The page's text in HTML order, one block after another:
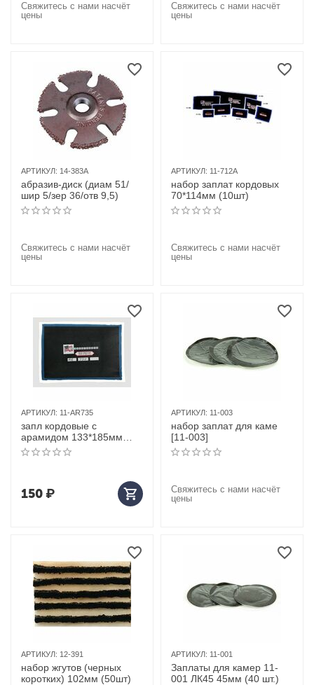
Свяжитесь с нами насчёт
цены
Свяжитесь с нами насчёт
цены
АРТИКУЛ: 14-383A
абразив-диск (диам 51/
шир 5/зер 36/отв 9,5)
Свяжитесь с нами насчёт
цены
АРТИКУЛ: 11-712A
набор заплат кордовых
70*114мм (10шт)
Свяжитесь с нами насчёт
цены
АРТИКУЛ: 11-AR735
запл кордовые с
арамидом 133*185мм
(1шт)
150₽
АРТИКУЛ: 11-003
набор заплат для каме
[11-003]
Свяжитесь с нами насчёт
цены
АРТИКУЛ: 12-391
набор жгутов (черных
коротких) 102мм (50шт)
АРТИКУЛ: 11-001
Заплаты для камер 11-
001 ЛК45 45мм (40 шт.)